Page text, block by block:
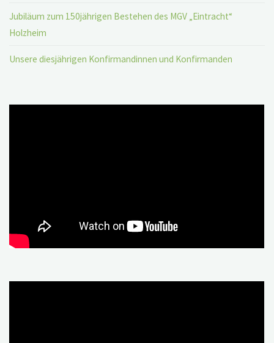
Jubiläum zum 150jährigen Bestehen des MGV „Eintracht“
Holzheim
Unsere diesjährigen Konfirmandinnen und Konfirmanden